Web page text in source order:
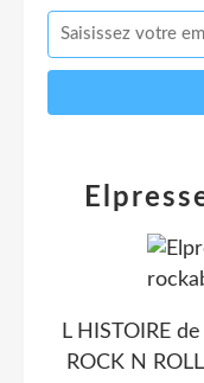
L HISTOIRE
ROCK N